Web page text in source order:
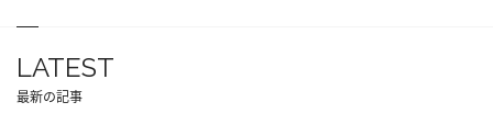
LATEST
最新の記事